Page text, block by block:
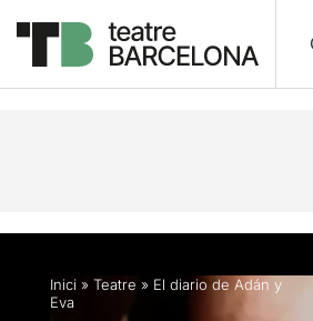
Descripció Fitxa artística
Inici » Teatre » El diario de Adán y
Eva